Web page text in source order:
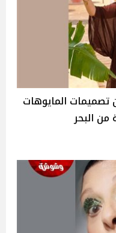
المايوهات
من البحر